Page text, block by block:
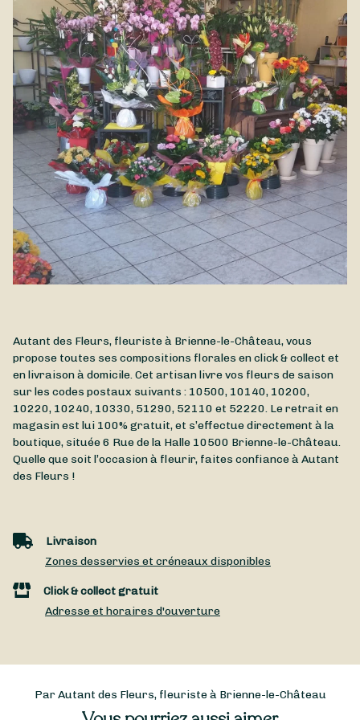
Autant des Fleurs, fleuriste à Brienne-le-Château, vous
propose toutes ses compositions florales en click & collect et
en livraison à domicile. Cet artisan livre vos fleurs de saison
sur les codes postaux suivants : 10500, 10140, 10200,
10220, 10240, 10330, 51290, 52110 et 52220. Le retrait en
magasin est lui 100% gratuit, et s’effectue directement à la
boutique, située6 Rue de la Halle 10500 Brienne-le-Château.
Quelle que soit l’occasion à fleurir, faites confiance à Autant
des Fleurs !
Livraison
Zones desservies et créneaux disponibles
Click & collect gratuit
Adresse et horaires d'ouverture
Par Autant des Fleurs, fleuriste à Brienne-le-Château